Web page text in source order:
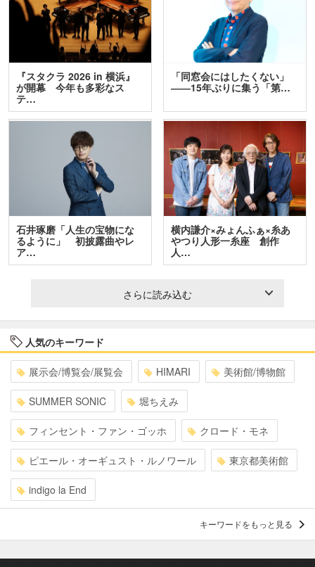
『スタクラ 2026 in 横浜』
が開幕 今年も多彩なス
テ…
「同窓会にはしたくない」
――15年ぶりに集う「第…
石井琢磨「人生の宝物にな
るように」 初披露曲やレ
ア…
横内謙介×みょんふぁ×糸あ
やつり人形一糸座 創作
人…
さらに読み込む
人気のキーワード
展示会/博覧会/展覧会 HIMARI 美術館/博物館
SUMMER SONIC 堀ちえみ
フィンセント・ファン・ゴッホ クロード・モネ
ピエール・オーギュスト・ルノワール 東京都美術館
indigo la End
キーワードをもっと見る